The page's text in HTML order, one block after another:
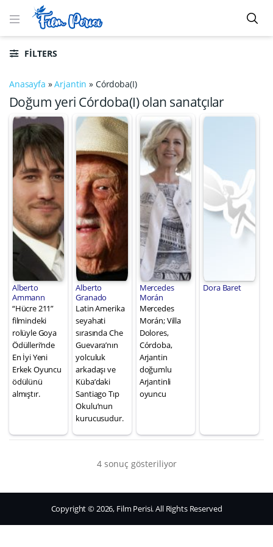
FILTERS
Anasayfa »Arjantin » Córdoba(I)
Doğum yeri Córdoba(I) olan sanatçılar
Alberto
Ammann
“Hücre 211”
filmindeki
rolüyle Goya
Ödülleri’nde
En İyi Yeni
Erkek Oyuncu
ödülünü
almıştır.
Alberto
Granado
Latin Amerika
seyahati
sırasında Che
Guevara’nın
yolculuk
arkadaşı ve
Küba’daki
Santiago Tıp
Okulu’nun
kurucusudur.
Mercedes
Morán
Mercedes
Morán; Villa
Dolores,
Córdoba,
Arjantin
doğumlu
Arjantinli
oyuncu
Dora Baret
4 sonuç gösteriliyor
Copyright © 2026, Film Perisi. All Rights Reserved